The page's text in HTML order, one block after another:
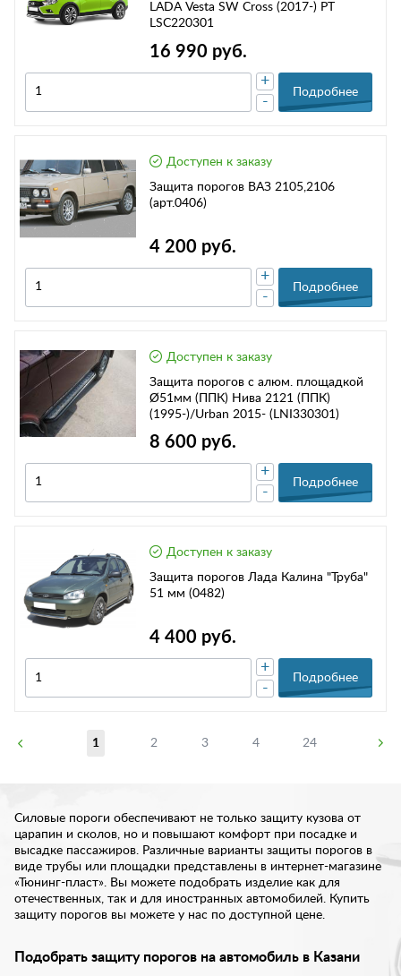
LADA Vesta SW Cross (2017-) РТ
LSC220301
16 990 руб.
-
+
Подробнее
Доступен к заказу
Защита порогов ВАЗ 2105,2106
(арт.0406)
4 200 руб.
-
+
Подробнее
Доступен к заказу
Защита порогов с алюм. площадкой
Ø51мм (ППК) Нива 2121 (ППК)
(1995-)/Urban 2015- (LNI330301)
8 600 руб.
-
+
Подробнее
Доступен к заказу
Защита порогов Лада Калина "Труба"
51 мм (0482)
4 400 руб.
-
+
Подробнее
1 2 3 4 24
Силовые пороги обеспечивают не только защиту кузова от
царапин и сколов, но и повышают комфорт при посадке и
высадке пассажиров. Различные варианты защиты порогов в
виде трубы или площадки представлены в интернет-магазине
«Тюнинг-пласт». Вы можете подобрать изделие как для
отечественных, так и для иностранных автомобилей. Купить
защиту порогов вы можете у нас по доступной цене.
Подобрать защиту порогов на автомобиль в Казани